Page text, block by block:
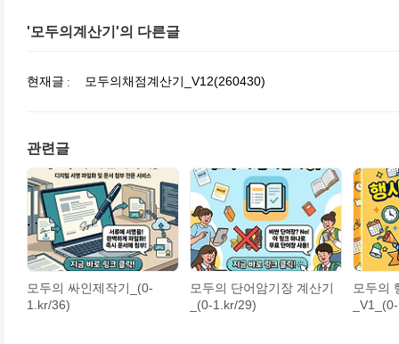
'모두의계산기'의 다른글
현재글 모두의채점계산기_V12(260430)
관련글
모두의 싸인제작기_(0-
1.kr/36)
모두의 단어암기장 계산기
_(0-1.kr/29)
모두의